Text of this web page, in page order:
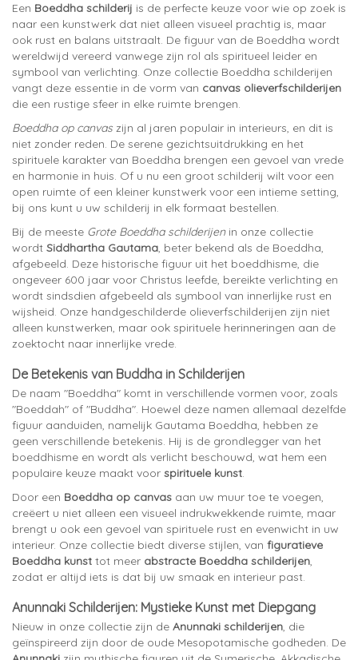
Een Boeddha schilderij is de perfecte keuze voor wie op zoek is
naar een kunstwerk dat niet alleen visueel prachtig is, maar
ook rust en balans uitstraalt. De figuur van de Boeddha wordt
wereldwijd vereerd vanwege zijn rol als spiritueel leider en
symbool van verlichting. Onze collectie Boeddha schilderijen
vangt deze essentie in de vorm van canvas olieverfschilderijen
die een rustige sfeer in elke ruimte brengen.
Boeddha op canvas zijn al jaren populair in interieurs, en dit is
niet zonder reden. De serene gezichtsuitdrukking en het
spirituele karakter van Boeddha brengen een gevoel van vrede
en harmonie in huis. Of u nu een groot schilderij wilt voor een
open ruimte of een kleiner kunstwerk voor een intieme setting,
bij ons kunt u uw schilderij in elk formaat bestellen.
Bij de meeste Grote Boeddha schilderijenin onze collectie
wordt Siddhartha Gautama, beter bekend als de Boeddha,
afgebeeld. Deze historische figuur uit het boeddhisme, die
ongeveer 600 jaar voor Christus leefde, bereikte verlichting en
wordt sindsdien afgebeeld als symbool van innerlijke rust en
wijsheid. Onze handgeschilderde olieverfschilderijen zijn niet
alleen kunstwerken, maar ook spirituele herinneringen aan de
zoektocht naar innerlijke vrede.
De Betekenis van Buddha in Schilderijen
De naam "Boeddha" komt in verschillende vormen voor, zoals
"Boeddah" of "Buddha". Hoewel deze namen allemaal dezelfde
figuur aanduiden, namelijk Gautama Boeddha, hebben ze
geen verschillende betekenis. Hij is de grondlegger van het
boeddhisme en wordt als verlicht beschouwd, wat hem een
populaire keuze maakt voor spirituele kunst.
Door een Boeddha op canvas aan uw muur toe te voegen,
creëert u niet alleen een visueel indrukwekkende ruimte, maar
brengt u ook een gevoel van spirituele rust en evenwicht in uw
interieur. Onze collectie biedt diverse stijlen, van figuratieve
Boeddha kunst tot meer abstracte Boeddha schilderijen,
zodat er altijd iets is dat bij uw smaak en interieur past.
Anunnaki Schilderijen: Mystieke Kunst met Diepgang
Nieuw in onze collectie zijn de Anunnaki schilderijen, die
geïnspireerd zijn door de oude Mesopotamische godheden. De